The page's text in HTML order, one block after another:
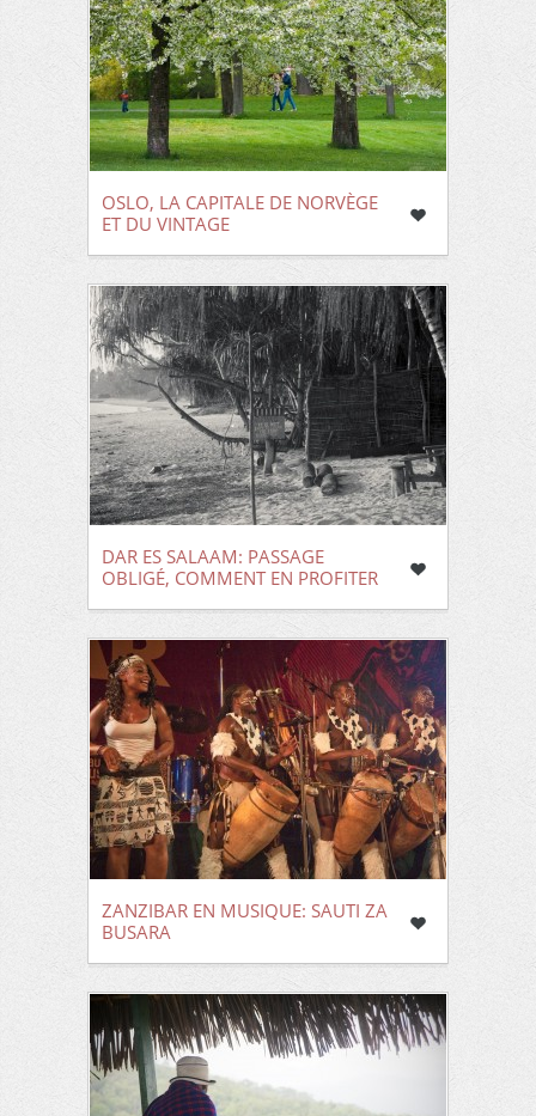
OSLO, LA CAPITALE DE NORVÈGE
ET DU VINTAGE
DAR ES SALAAM: PASSAGE
OBLIGÉ, COMMENT EN PROFITER
ZANZIBAR EN MUSIQUE: SAUTI ZA
BUSARA